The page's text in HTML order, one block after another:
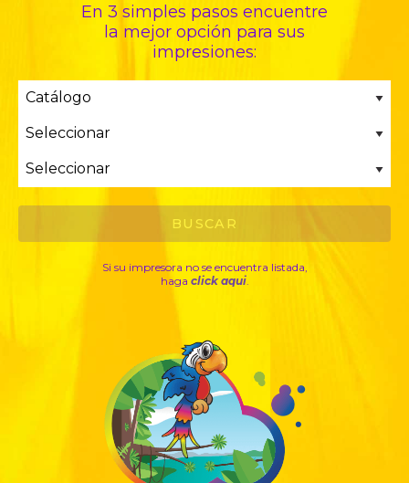
En 3 simples pasos encuentre
la mejor opción para sus
impresiones:
Si su impresora no se encuentra listada,
haga click aqui.